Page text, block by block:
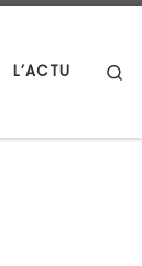
L’ACTU